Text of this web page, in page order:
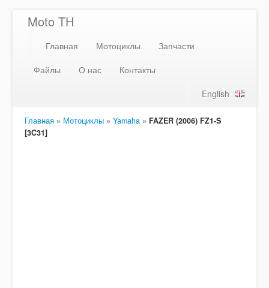
Moto TH
Главная Мотоциклы
Запчасти
Файлы
О нас
Контакты
English
Главная » Мотоциклы » Yamaha » FAZER (2006) FZ1-S
[3C31]